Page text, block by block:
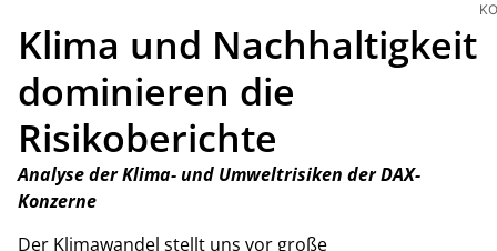
Klima und Nachhaltigkeit
dominieren die
Risikoberichte
Analyse der Klima- und Umweltrisiken der DAX-
Konzerne
Der Klimawandel stellt uns vor große